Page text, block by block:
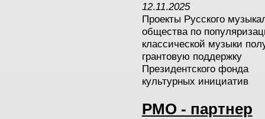
12.11.2025
Проекты Русского
общества по
классической музыки
грантовую поддержку
Президентского фонда
культурных инициатив
РМО - партнер